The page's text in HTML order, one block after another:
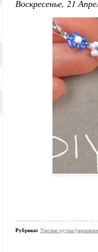
Воскресенье, 21
Рубрики: Умелые ручки/